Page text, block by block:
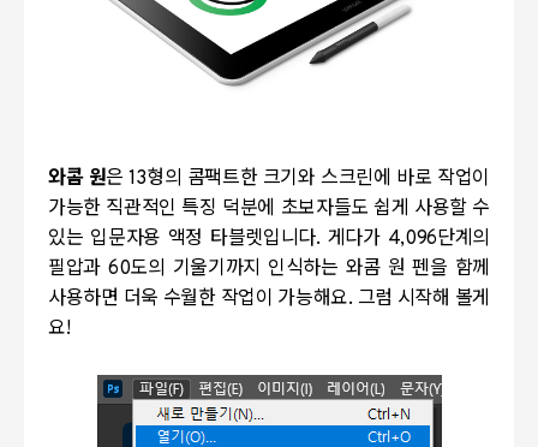
와콤 원은 13형의 콤팩트한 크기와 스크린에 바로 작업이
가능한 직관적인 특징 덕분에 초보자들도 쉽게 사용할 수
있는 입문자용 액정 타블렛입니다. 게다가 4,096단계의
필압과 60도의 기울기까지 인식하는 와콤 원 펜을 함께
사용하면 더욱 수월한 작업이 가능해요. 그럼 시작해 볼게
요!